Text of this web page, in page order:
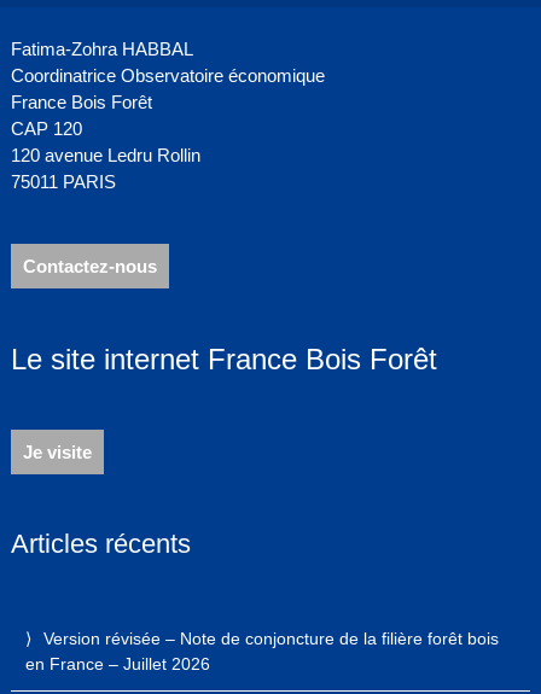
Fatima-Zohra HABBAL
Coordinatrice Observatoire économique
France Bois Forêt
CAP 120
120 avenue Ledru Rollin
75011 PARIS
Contactez-nous
Le site internet France Bois Forêt
Je visite
Articles récents
Version révisée – Note de conjoncture de la filière forêt bois
en France – Juillet 2026